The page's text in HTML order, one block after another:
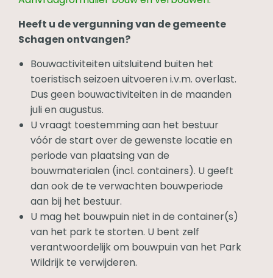
Heeft u de vergunning van de gemeente
Schagen ontvangen?
Bouwactiviteiten uitsluitend buiten het
toeristisch seizoen uitvoeren i.v.m. overlast.
Dus geen bouwactiviteiten in de maanden
juli en augustus.
U vraagt toestemming aan het bestuur
vóór de start over de gewenste locatie en
periode van plaatsing van de
bouwmaterialen (incl. containers). U geeft
dan ook de te verwachten bouwperiode
aan bij het bestuur.
U mag het bouwpuin niet in de container(s)
van het park te storten. U bent zelf
verantwoordelijk om bouwpuin van het Park
Wildrijk te verwijderen.